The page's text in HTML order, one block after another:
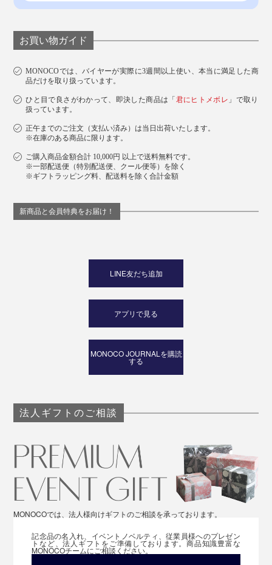
る“ビジネスポーチ3兄弟”、さぁ、どれを選びますか？
お買い物ガイド
MONOCOでは、バイヤーが実際に3週間以上使い、本当に満足した商
品だけを取り扱っています。
ひと目で良さがわかって、即決した商品は「 君にヒトメボレ 」で取り
扱っています。
正午までのご注文（支払い済み）は当日出荷いたします。
※在庫のある商品に限ります。
ご購入商品金額合計 10,000円 以上で送料無料です。
※一部配送便（特別配送便、クール便等）を除く
※ギフトラッピング料、配送料を除く合計金額
新商品と会員特典をお届け！
LINE友だち追加
アプリで見る
MONOCO JOURNALを購読
する
法人ギフトのご相談
MONOCOでは、法人様向けギフトのご相談を承っております。
記念品の名入れ、イベントノベルティ、従業員様へのプレゼン
トなど、法人ギフトをご準備しております。商品知識豊富な
MONOCOチームにご相談ください。